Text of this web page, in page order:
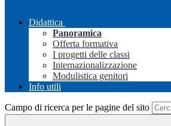
Didattica
Panoramica
Offerta formativa
I progetti delle classi
Internazionalizzazione
Modulistica genitori
Info utili
Campo di ricerca per le pagine del sito